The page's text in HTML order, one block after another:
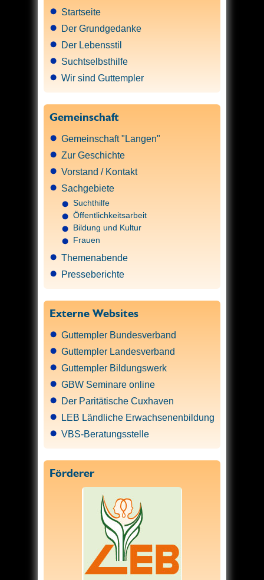
Startseite
Der Grundgedanke
Der Lebensstil
Suchtselbsthilfe
Wir sind Guttempler
Gemeinschaft
Gemeinschaft "Langen"
Zur Geschichte
Vorstand / Kontakt
Sachgebiete
Suchthilfe
Öffentlichkeitsarbeit
Bildung und Kultur
Frauen
Themenabende
Presseberichte
Externe Websites
Guttempler Bundesverband
Guttempler Landesverband
Guttempler Bildungswerk
GBW Seminare online
Der Paritätische Cuxhaven
LEB Ländliche Erwachsenenbildung
VBS-Beratungsstelle
Förderer